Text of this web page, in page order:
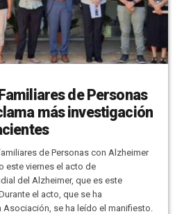
de Personas
más investigación
de Personas con Alzheimer
este viernes el acto de
del Alzheimer, que es este
el acto, que se ha
se ha leído el manifiesto.